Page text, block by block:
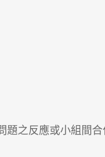
題之反應或小組間合